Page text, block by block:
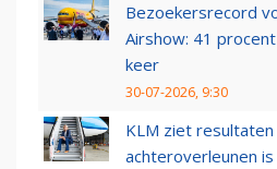
Bezoekersrecord
Airshow: 41
keer
30-07-2026, 9:30
KLM ziet
achteroverleunen